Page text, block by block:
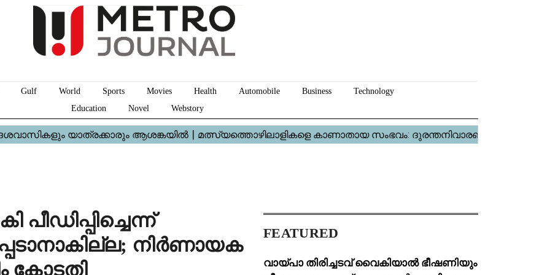
Gulf World Sports Movies Health Automobile Business
Technology
Education
Novel Webstory
പീഡിപ്പിച്ചെന്ന്
നിർണായക
കോടതി
FEATURED
വായ്പാ തിരിച്ചടവ് വൈകിയാൽ ഭീഷണിയും